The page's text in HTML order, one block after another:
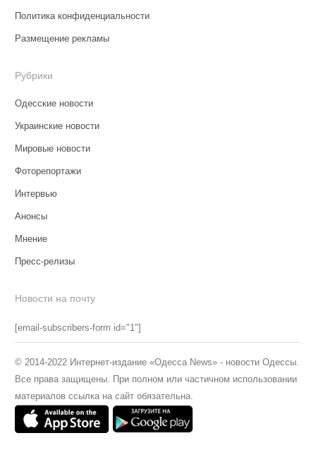
Политика конфиденциальности
Размещение рекламы
Рубрики
Одесские новости
Украинские новости
Мировые новости
Фоторепортажи
Интервью
Анонсы
Мнение
Пресс-релизы
Новости на почту
[email-subscribers-form id="1"]
© 2014-2022 Интернет-издание «Одесса News» - новости Одессы.
Все права защищены. При полном или частичном использовании
материалов ссылка на сайт обязательна.